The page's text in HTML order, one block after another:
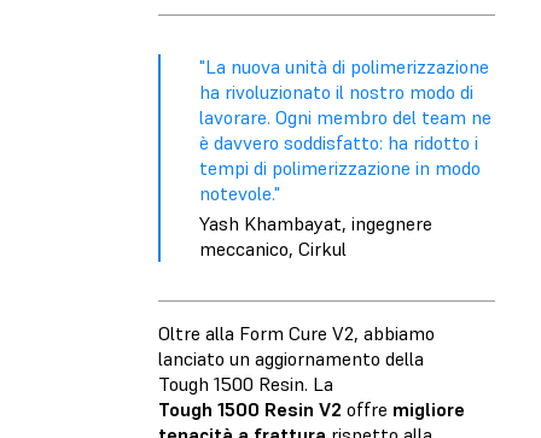
"La nuova unità di polimerizzazione
ha rivoluzionato il nostro modo di
lavorare. Ogni membro del team ne
è davvero soddisfatto: ha ridotto i
tempi di polimerizzazione in modo
notevole."
Yash Khambayat, ingegnere
meccanico, Cirkul
Oltre alla Form Cure V2, abbiamo
lanciato un aggiornamento della
Tough 1500 Resin. La
Tough 1500 Resin V2 offre migliore